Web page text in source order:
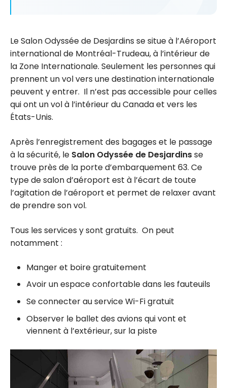
Le Salon Odyssée de Desjardins se situe à l’Aéroport
international de Montréal-Trudeau, à l’intérieur de
la Zone Internationale. Seulement les personnes qui
prennent un vol vers une destination internationale
peuvent y entrer. Il n’est pas accessible pour celles
qui ont un vol à l’intérieur du Canada et vers les
États-Unis.
Après l’enregistrement des bagages et le passage
à la sécurité, le Salon Odyssée de Desjardinsse
trouve près de la porte d’embarquement 63. Ce
type de salon d’aéroport est à l’écart de toute
l’agitation de l’aéroport et permet de relaxer avant
de prendre son vol.
Tous les services y sont gratuits. On peut
notamment :
Manger et boire gratuitement
Avoir un espace confortable dans les fauteuils
Se connecter au service Wi-Fi gratuit
Observer le ballet des avions qui vont et
viennent à l’extérieur, sur la piste